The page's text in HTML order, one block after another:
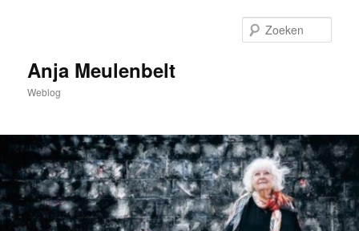
inhoudAnja Meulenbelt
Weblog